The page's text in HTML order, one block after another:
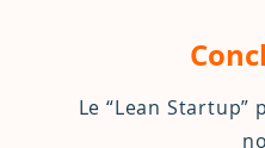
Le “Lean